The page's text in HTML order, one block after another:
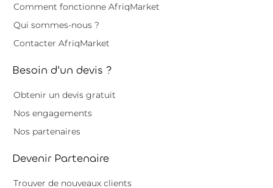
Comment fonctionne AfriqMarket
Qui sommes-nous ?
Contacter AfriqMarket
Besoin d'un devis ?
Obtenir un devis gratuit
Nos engagements
Nos partenaires
Devenir Partenaire
Trouver de nouveaux clients